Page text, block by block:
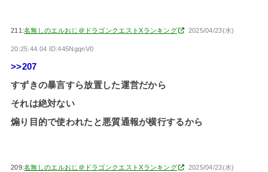
211:名無しのエルおじ＠ドラゴンクエストXランキング 2025/04/23(水)
20:25:44.04 ID:445NgqnV0
>>207
すずきの暴言すら放置した運営だから
それは絶対ない
煽り目的で使われたと悪質通報が横行するから
209:名無しのエルおじ＠ドラゴンクエストXランキング 2025/04/23(水)